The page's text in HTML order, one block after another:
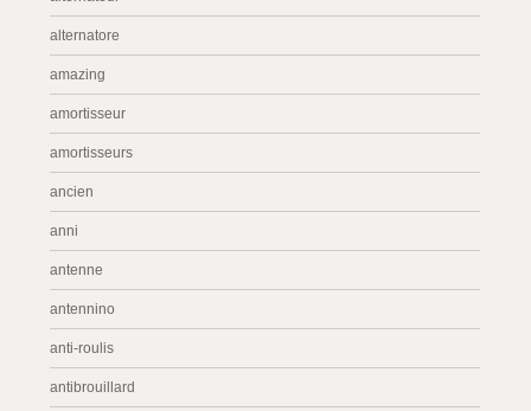
alternatore
amazing
amortisseur
amortisseurs
ancien
anni
antenne
antennino
anti-roulis
antibrouillard